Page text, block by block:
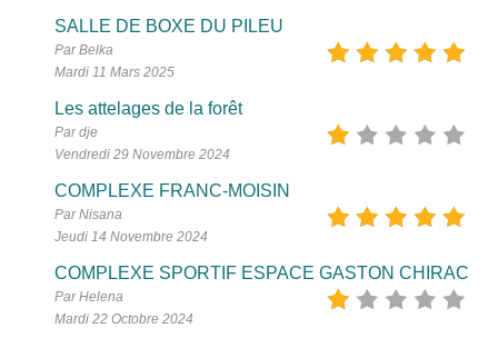
SALLE DE BOXE DU PILEU
Par Belka
Mardi 11 Mars 2025
Les attelages de la forêt
Par dje
Vendredi 29 Novembre 2024
COMPLEXE FRANC-MOISIN
Par Nisana
Jeudi 14 Novembre 2024
COMPLEXE SPORTIF ESPACE GASTON CHIRAC
Par Helena
Mardi 22 Octobre 2024